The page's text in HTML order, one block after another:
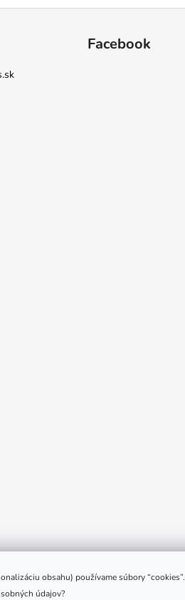
obsahu) používame súbory “cookies”.
údajov?
Facebook